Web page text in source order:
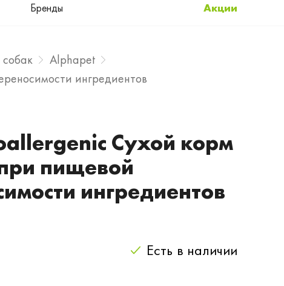
Бренды Акции
Alphapet
ингредиентов
Сухой корм
пищевой
ингредиентов
Есть в наличии